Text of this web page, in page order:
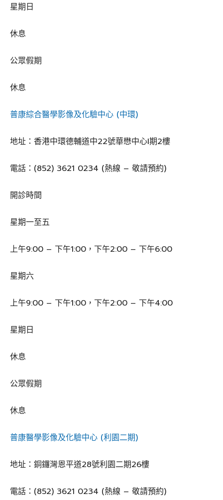
星期日
休息
公眾假期
休息
普康綜合醫學影像及化驗中心 (中環)
地址：香港中環德輔道中22號華懋中心I期2樓
電話：(852) 3621 0234 (熱線 – 敬請預約)
開診時間
星期一至五
上午9:00 – 下午1:00，下午2:00 – 下午6:00
星期六
上午9:00 – 下午1:00，下午2:00 – 下午4:00
星期日
休息
公眾假期
休息
普康醫學影像及化驗中心 (利園二期)
地址：銅鑼灣恩平道28號利園二期26樓
電話：(852) 3621 0234 (熱線 – 敬請預約)